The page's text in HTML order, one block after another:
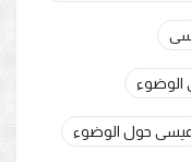
الوضوء
حول الوضوء